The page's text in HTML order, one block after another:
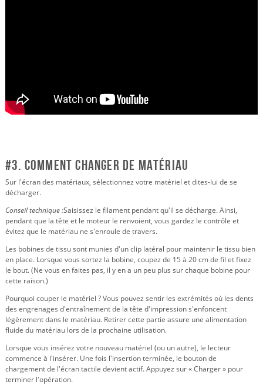
#3. Comment changer de matériau
Sur l'écran des matériaux, sélectionnez votre matériel et dites-lui de se
décharger.
Conseil technique :Saisissez le filament pendant qu'il se décharge. Ainsi,
pendant que la tête et le moteur le renvoient, vous gardez le contrôle et
évitez que le matériau ne s'enroule de travers.
Les bobines de tissu sont munies d'un clip latéral pour maintenir le tissu bien
en place. Lorsque vous sortez la bobine, coupez de 15 à 20 cm de fil et fixez
le bout. (Ne vous en faites pas, il y en a un peu plus sur chaque bobine pour
cette raison.)
Pourquoi couper le matériel ? Vous pouvez sentir les extrémités où les dents
des engrenages d'entraînement de la tête d'impression s'enfoncent
légèrement dans le matériau. Retirer cette partie assure une alimentation
fluide du matériau lors de la prochaine utilisation.
Lorsque vous insérez votre nouveau matériel (ou un autre), le lecteur
commence à l'insérer. Une fois l'insertion terminée, le bouton de
chargement de l'écran tactile devient actif. Appuyez sur « Charger » pour
terminer l'opération.